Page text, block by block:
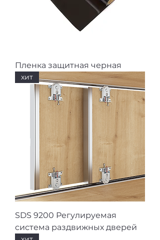
Пленка защитная черная
хит
SDS 9200 Регулируемая
система раздвижных дверей